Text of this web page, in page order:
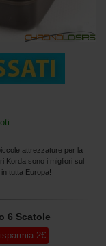
attrezzature per la
Korda sono i migliori sul
tutta Europa!
6 Scatole
2€